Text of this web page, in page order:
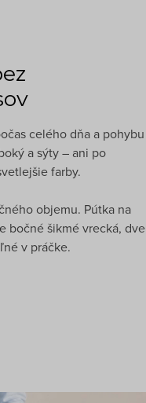
celého dňa a pohybu
a sýty – ani po
farby.
objemu. Pútka na
bočné šikmé vrecká, dve
v práčke.